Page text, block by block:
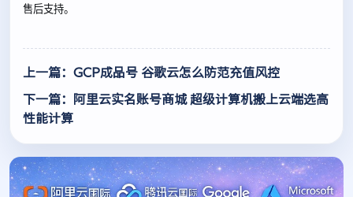
售后支持。
上一篇：GCP成品号 谷歌云怎么防范充值风控
下一篇：阿里云实名账号商城 超级计算机搬上云端选高
性能计算